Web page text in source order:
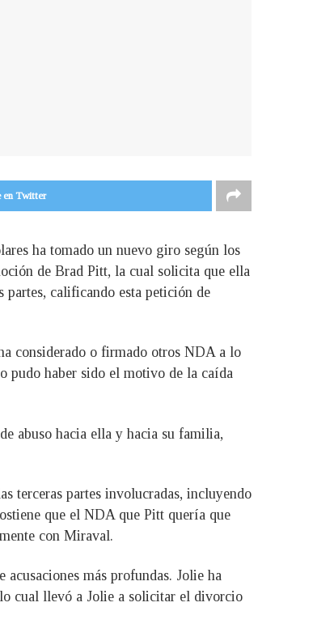
en Twitter
ha tomado un nuevo giro según los
de Brad Pitt, la cual solicita que ella
calificando esta petición de
considerado o firmado otros NDA a lo
pudo haber sido el motivo de la caída
abuso hacia ella y hacia su familia,
terceras partes involucradas, incluyendo
que el NDA que Pitt quería que
con Miraval.
más profundas. Jolie ha
cual llevó a Jolie a solicitar el divorcio